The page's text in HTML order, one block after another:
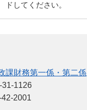
ドしてください。
課財務第一係・第二係
31-1126
2001